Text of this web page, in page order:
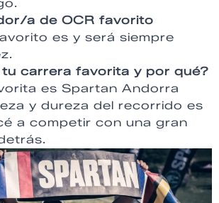
a de OCR favorito
es y será siempre
tu carrera favorita y por qué?
es Spartan Andorra
y dureza del recorrido es
a competir con una gran